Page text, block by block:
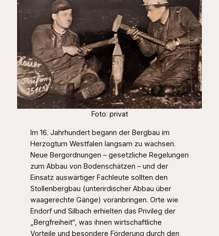
Foto: privat
Im 16. Jahrhundert begann der Bergbau im
Herzogtum Westfalen langsam zu wachsen.
Neue Bergordnungen – gesetzliche Regelungen
zum Abbau von Bodenschätzen – und der
Einsatz auswärtiger Fachleute sollten den
Stollenbergbau (unterirdischer Abbau über
waagerechte Gänge) voranbringen. Orte wie
Endorf und Silbach erhielten das Privileg der
„Bergfreiheit“, was ihnen wirtschaftliche
Vorteile und besondere Förderung durch den